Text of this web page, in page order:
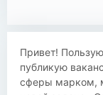
Привет!
публикую
сферы марком,